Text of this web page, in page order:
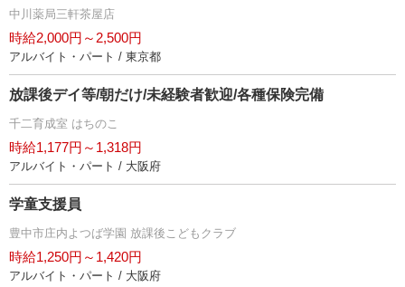
中川薬局三軒茶屋店
時給2,000円～2,500円
アルバイト・パート / 東京都
放課後デイ等/朝だけ/未経験者歓迎/各種保険完備
千二育成室 はちのこ
時給1,177円～1,318円
アルバイト・パート / 大阪府
学童支援員
豊中市庄内よつば学園 放課後こどもクラブ
時給1,250円～1,420円
アルバイト・パート / 大阪府